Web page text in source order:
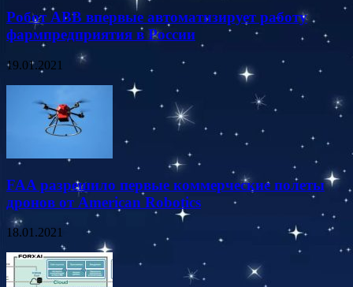
Робот ABB впервые автоматизирует работу
фармпредприятия в России
19.01.2021
FAA разрешило первые коммерческие полеты
дронов от American Robotics
18.01.2021